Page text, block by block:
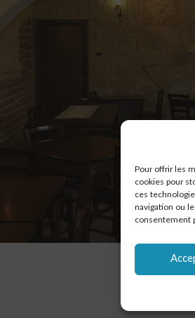
Pour offrir les
cookies pour
ces
navigation ou
consentement